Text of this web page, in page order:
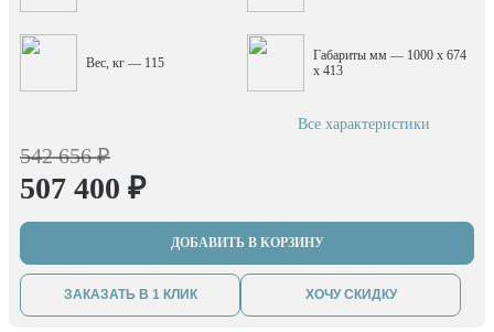
Вес, кг — 115
Габариты мм — 1000 x 674
x 413
Все характеристики
542 656 ₽
507 400 ₽
ДОБАВИТЬ В КОРЗИНУ
ЗАКАЗАТЬ В 1 КЛИК ХОЧУ СКИДКУ